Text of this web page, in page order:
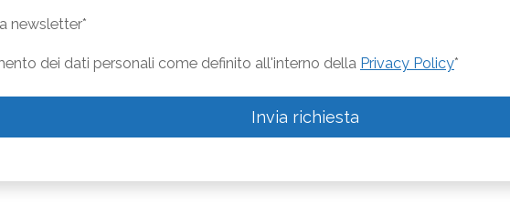
newsletter*
dei dati personali come definito all'interno della Privacy Policy*
Invia richiesta